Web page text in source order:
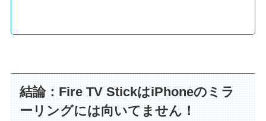
結論：Fire TV StickはiPhoneのミラ
ーリングには向いてません！